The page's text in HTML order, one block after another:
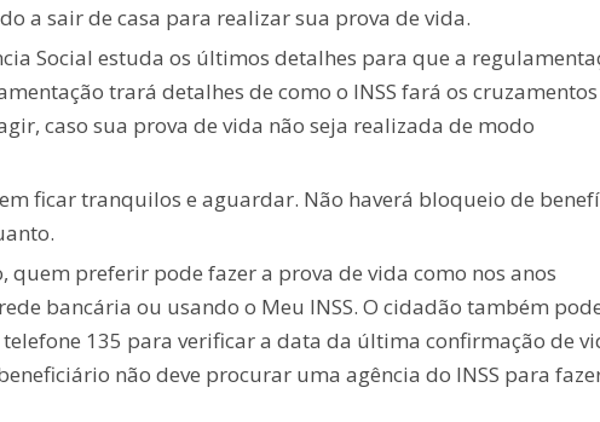
a sair de casa para realizar sua prova de vida.
Social estuda os últimos detalhes para que a
trará detalhes de como o INSS fará os
caso sua prova de vida não seja realizada de modo
ficar tranquilos e aguardar. Não haverá bloqueio de
preferir pode fazer a prova de vida como nos anos
bancária ou usando o Meu INSS. O cidadão também
135 para verificar a data da última confirmação de
não deve procurar uma agência do INSS para